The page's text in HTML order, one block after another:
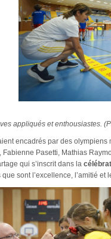
appliqués et enthousiastes.
encadrés par des
Fabienne Pasetti, Mathias
qui s’inscrit dans la
sont l’excellence, l’amitié et